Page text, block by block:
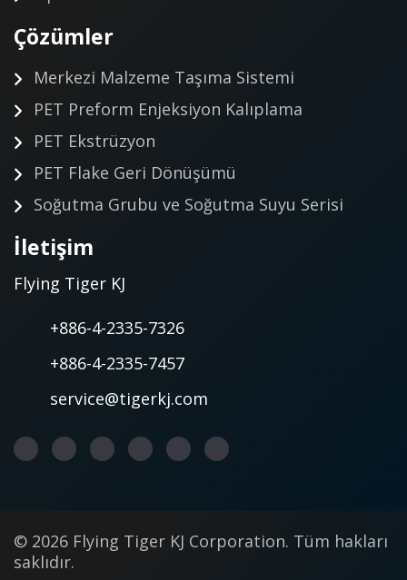
Çözümler
Merkezi Malzeme Taşıma Sistemi
PET Preform Enjeksiyon Kalıplama
PET Ekstrüzyon
PET Flake Geri Dönüşümü
Soğutma Grubu ve Soğutma Suyu Serisi
İletişim
Flying Tiger KJ
+886-4-2335-7326
+886-4-2335-7457
service@tigerkj.com
© 2026 Flying Tiger KJ Corporation. Tüm hakları
saklıdır.